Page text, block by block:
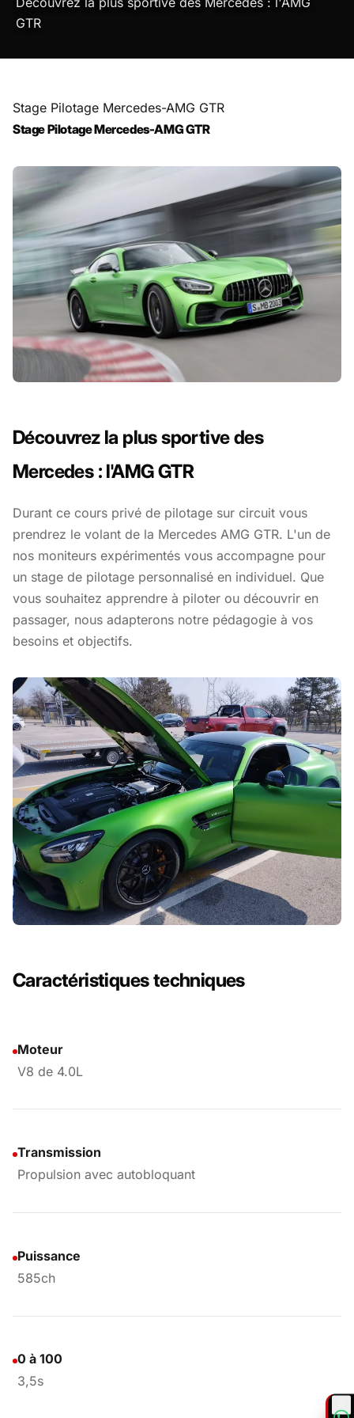
GTR
Stage Pilotage Mercedes-AMG GTR
Stage Pilotage Mercedes-AMG GTR
Découvrez la plus sportive des
Mercedes : l'AMG GTR
Durant ce cours privé de pilotage sur circuit vous
prendrez le volant de la Mercedes AMG GTR. L'un de
nos moniteurs expérimentés vous accompagne pour
un stage de pilotage personnalisé en individuel. Que
vous souhaitez apprendre à piloter ou découvrir en
passager, nous adapterons notre pédagogie à vos
besoins et objectifs.
Caractéristiques techniques
Moteur
V8 de 4.0L
Transmission
Propulsion avec autobloquant
Puissance
585ch
0 à 100
3,5s